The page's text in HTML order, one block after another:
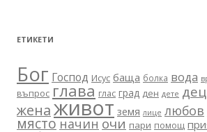
ЕТИКЕТИ
Бог Господ Исус баща болка вода
въпрос глава глас град ден дете
женаживот земя лице любов
мястоначиночи пари помощ